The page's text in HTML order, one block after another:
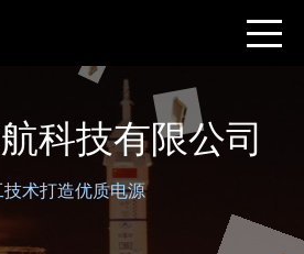
科技有限公司
技术打造优质电源